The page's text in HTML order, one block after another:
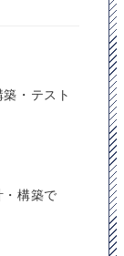
・テスト
・構築で